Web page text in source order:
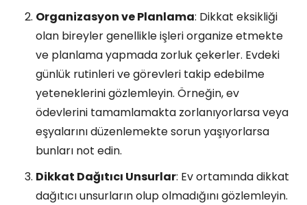
Organizasyon ve Planlama: Dikkat eksikliği
olan bireyler genellikle işleri organize etmekte
ve planlama yapmada zorluk çekerler. Evdeki
günlük rutinleri ve görevleri takip edebilme
yeteneklerini gözlemleyin. Örneğin, ev
ödevlerini tamamlamakta zorlanıyorlarsa veya
eşyalarını düzenlemekte sorun yaşıyorlarsa
bunları not edin.
Dikkat Dağıtıcı Unsurlar: Ev ortamında dikkat
dağıtıcı unsurların olup olmadığını gözlemleyin.